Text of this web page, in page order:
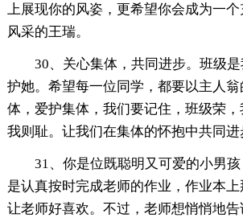
上展现你的风姿，更希望你会成为一
风采的王瑞。
30、关心集体，共同进步。班级
护她。希望每一位同学，都要以主人
体，爱护集体，我们要记住，班级荣，
我则耻。让我们在集体的怀抱中共同进
31、你是位既聪明又可爱的小男
是认真按时完成老师的作业，作业本
让老师好喜欢。不过，老师想悄悄地